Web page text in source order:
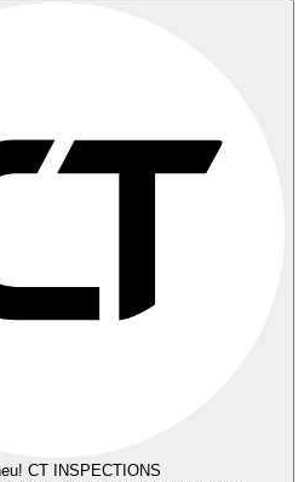
CT INSPECTIONS